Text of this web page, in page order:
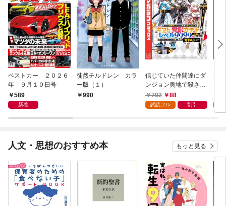
ベストカー ２０２６
年 ９月１０日号
589
新着
徒然チルドレン カラ
ー版（１）
990
信じていた仲間達にダ
ンジョン奥地で殺され
かけたがギフト『無限
ガチャ』でレベル９９
『ざまぁ！』します！
792 88
試読フル 割引
人文・思想のおすすめ本 もっと見る